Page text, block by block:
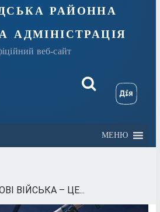
районна
адміністрація
веб-сайт
МЕНЮ
ВІЙСЬКА – ЦЕ...